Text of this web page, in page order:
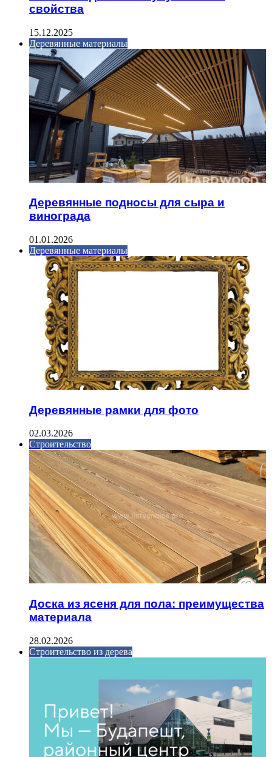
свойства
15.12.2025
Деревянные материалы
Деревянные подносы для сыра и
винограда
01.01.2026
Деревянные материалы
Деревянные рамки для фото
02.03.2026
Строительство
Доска из ясеня для пола: преимущества
материала
28.02.2026
Строительство из дерева